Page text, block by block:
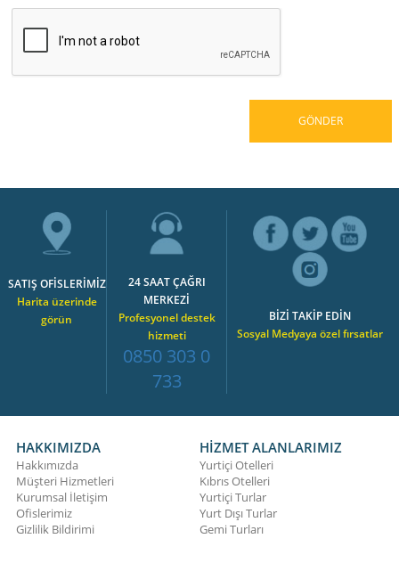
SATIŞ OFİSLERİMİZ
Harita üzerinde
görün
24 SAAT ÇAĞRI
MERKEZİ
Profesyonel destek
hizmeti
0850 303 0
733
BİZİ TAKİP EDİN
Sosyal Medyaya özel fırsatlar
HAKKIMIZDA
Hakkımızda
Müşteri Hizmetleri
Kurumsal İletişim
Ofislerimiz
Gizlilik Bildirimi
HİZMET ALANLARIMIZ
Yurtiçi Otelleri
Kıbrıs Otelleri
Yurtiçi Turlar
Yurt Dışı Turlar
Gemi Turları